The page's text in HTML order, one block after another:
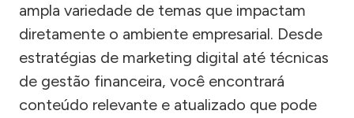
ampla variedade de temas que impactam
diretamente o ambiente empresarial. Desde
estratégias de marketing digital até técnicas
de gestão financeira, você encontrará
conteúdo relevante e atualizado que pode